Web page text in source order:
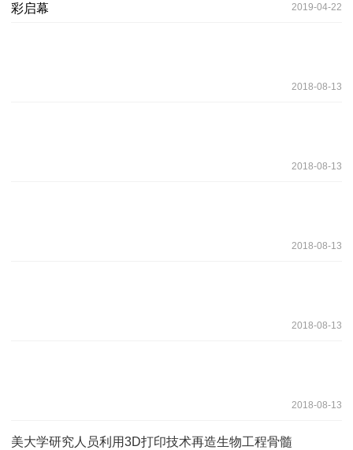
2019-04-22
2018-08-13
2018-08-13
2018-08-13
2018-08-13
2018-08-13
美大学研究人员利用3D打印技术再造生物工程骨髓